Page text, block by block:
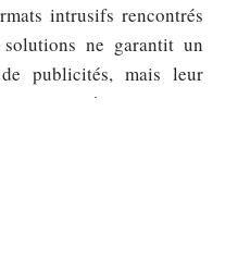
intrusifs rencontrés
ne garantit un
publicités, mais leur
à un niveau